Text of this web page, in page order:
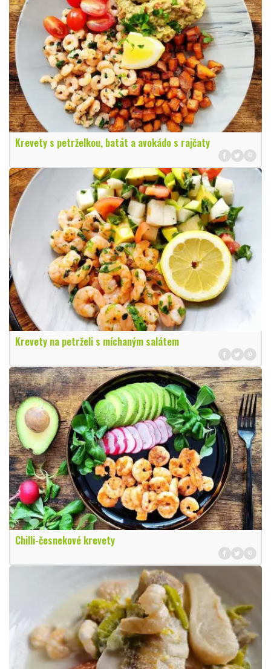
Krevety s petrželkou, batát a avokádo s rajčaty
Krevety na petrželi s míchaným salátem
Chilli-česnekové krevety